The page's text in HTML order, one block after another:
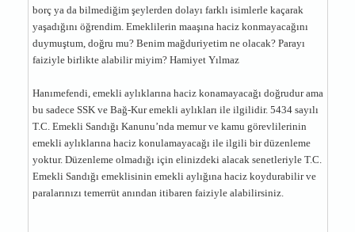
borç ya da bilmediğim şeylerden dolayı farklı isimlerle kaçarak
yaşadığını öğrendim. Emeklilerin maaşına haciz konmayacağını
duymuştum, doğru mu? Benim mağduriyetim ne olacak? Parayı
faiziyle birlikte alabilir miyim? Hamiyet Yılmaz
Hanımefendi, emekli aylıklarına haciz konamayacağı doğrudur ama
bu sadece SSK ve Bağ-Kur emekli aylıkları ile ilgilidir. 5434 sayılı
T.C. Emekli Sandığı Kanunu’nda memur ve kamu görevlilerinin
emekli aylıklarına haciz konulamayacağı ile ilgili bir düzenleme
yoktur. Düzenleme olmadığı için elinizdeki alacak senetleriyle T.C.
Emekli Sandığı emeklisinin emekli aylığına haciz koydurabilir ve
paralarınızı temerrüt anından itibaren faiziyle alabilirsiniz.